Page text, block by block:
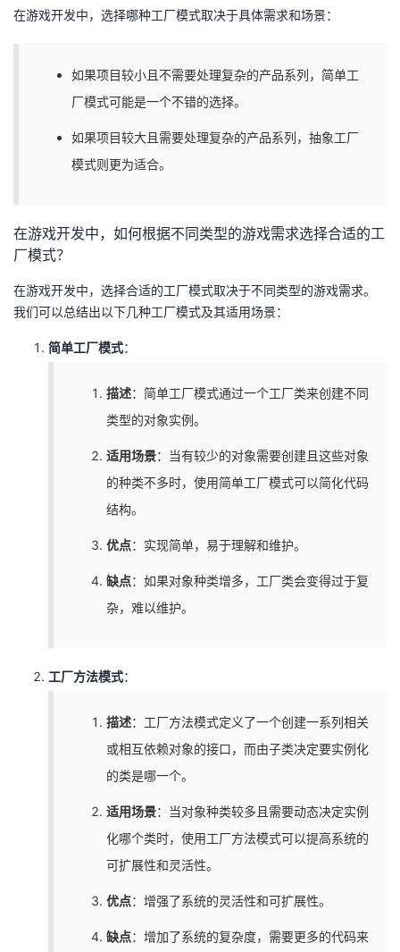
在游戏开发中，选择哪种工厂模式取决于具体需求和场景：
如果项目较小且不需要处理复杂的产品系列，简单工
厂模式可能是一个不错的选择。
如果项目较大且需要处理复杂的产品系列，抽象工厂
模式则更为适合。
在游戏开发中，如何根据不同类型的游戏需求选择合适的工
厂模式？
在游戏开发中，选择合适的工厂模式取决于不同类型的游戏需求。
我们可以总结出以下几种工厂模式及其适用场景：
简单工厂模式：
描述：简单工厂模式通过一个工厂类来创建不同
类型的对象实例。
适用场景：当有较少的对象需要创建且这些对象
的种类不多时，使用简单工厂模式可以简化代码
结构。
优点：实现简单，易于理解和维护。
缺点：如果对象种类增多，工厂类会变得过于复
杂，难以维护。
工厂方法模式：
描述：工厂方法模式定义了一个创建一系列相关
或相互依赖对象的接口，而由子类决定要实例化
的类是哪一个。
适用场景：当对象种类较多且需要动态决定实例
化哪个类时，使用工厂方法模式可以提高系统的
可扩展性和灵活性。
优点：增强了系统的灵活性和可扩展性。
缺点：增加了系统的复杂度，需要更多的代码来